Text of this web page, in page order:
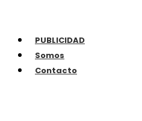
PUBLICIDAD
Somos
Contacto